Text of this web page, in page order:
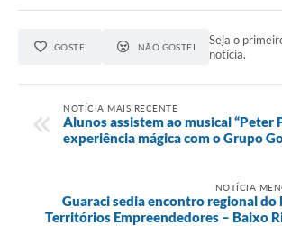
GOSTEI NÃO GOSTEI
Seja o
notícia.
NOTÍCIA MAIS RECENTE
Alunos assistem ao musical “Peter
experiência mágica com o Grupo
NOTÍCIA
Guaraci sedia encontro regional do
Territórios Empreendedores – Baixo